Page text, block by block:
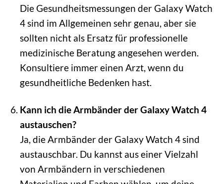
Die Gesundheitsmessungen der Galaxy Watch
4 sind im Allgemeinen sehr genau, aber sie
sollten nicht als Ersatz für professionelle
medizinische Beratung angesehen werden.
Konsultiere immer einen Arzt, wenn du
gesundheitliche Bedenken hast.
Kann ich die Armbänder der Galaxy Watch 4
austauschen?
Ja, die Armbänder der Galaxy Watch 4 sind
austauschbar. Du kannst aus einer Vielzahl
von Armbändern in verschiedenen